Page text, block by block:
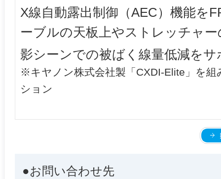
X線自動露出制御（AEC）機能を
ーブルの天板上やストレッチャ
影シーンでの被ばく線量低減を
※キヤノン株式会社製「CXDI-Elite」を
ション
●お問い合わせ先